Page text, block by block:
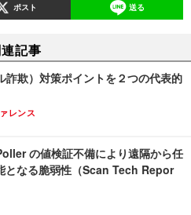
ポスト 送る
連記事
詐欺）対策ポイントを２つの代表的
レンス
の値検証不備により遠隔から任
となる脆弱性（Scan Tech Repor